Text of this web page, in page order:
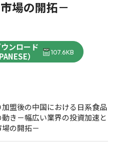
場の開拓－
ンロード
）
107.6KB
盟後の中国における日系食品
き－幅広い業界の投資加速と
の開拓－